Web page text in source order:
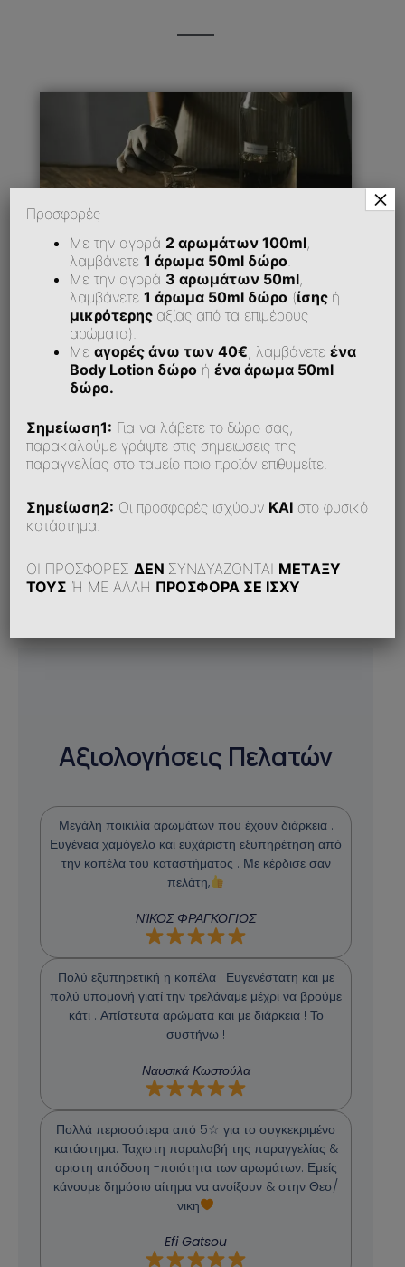
Πώς Μπορώ Να Εξοφλήσω Την Παραγγελία
Μου;
Υποστηρίζεται Αντικαταβολή;
Δυσκολεύομαι Να Κάνω Παραγγελία Online. Τι
Μπορώ Να Κάνω;
Αξιολογήσεις Πελατών
Μεγάλη ποικιλία αρωμάτων που έχουν διάρκεια .
Ευγένεια χαμόγελο και ευχάριστη εξυπηρέτηση από
την κοπέλα του καταστήματος . Με κέρδισε σαν
πελάτη,
ΝΊΚΟΣ ΦΡΑΓΚΟΓΙΟΣ
Πολύ εξυπηρετική η κοπέλα . Ευγενέστατη και με
πολύ υπομονή γιατί την τρελάναμε μέχρι να βρούμε
κάτι . Απίστευτα αρώματα και με διάρκεια ! Το
συστήνω !
Ναυσικά Κωστούλα
Πολλά περισσότερα από 5☆ για το συγκεκριμένο
κατάστημα. Ταχιστη παραλαβή της παραγγελίας &
αριστη απόδοση -ποιότητα των αρωμάτων. Εμείς
κάνουμε δημόσιο αίτημα να ανοίξουν & στην Θεσ/
νικη
Efi Gatsou
Προσφορές
Με την αγορά 2 αρωμάτων 100ml,
λαμβάνετε1 άρωμα 50ml δώρο
Με την αγορά 3 αρωμάτων 50ml,
λαμβάνετε1 άρωμα 50ml δώρο (ίσης ή
μικρότερης αξίας από τα επιμέρους
αρώματα).
Μεαγορές άνω των 40€, λαμβάνετεένα
Body Lotion δώρο ήένα άρωμα 50ml
δώρο.
Σημείωση1: Για να λάβετε το δώρο σας,
παρακαλούμε γράψτε στις σημειώσεις της
παραγγελίας στο ταμείο ποιο προϊόν επιθυμείτε.
Σημείωση2: Οι προσφορές ισχύουν ΚΑΙ στο φυσικό
κατάστημα.
ΟΙ ΠΡΟΣΦΟΡΕΣΔΕΝ ΣΥΝΔΥΑΖΟΝΤΑΙ ΜΕΤΑΞΥ
ΤΟΥΣ Ή ΜΕ ΑΛΛΗ ΠΡΟΣΦΟΡΑ ΣΕ ΙΣΧΥ
×